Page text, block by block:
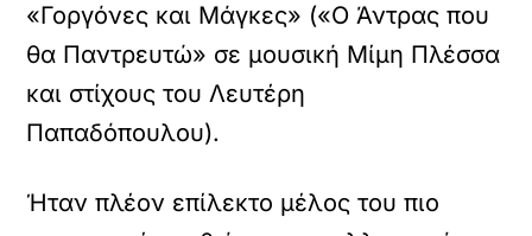
«Γοργόνες και Μάγκες» («Ο Άντρας που
θα Παντρευτώ» σε μουσική Μίμη Πλέσσα
και στίχους του Λευτέρη
Παπαδόπουλου).
Ήταν πλέον επίλεκτο μέλος του πιο